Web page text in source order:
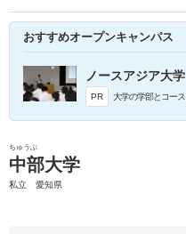
おすすめオープンキャンパス
ノースアジア大学
PR 大学の学部とコースを紹介し、特色や魅力を伝えます
ちゅうぶ
中部大学
私立 愛知県